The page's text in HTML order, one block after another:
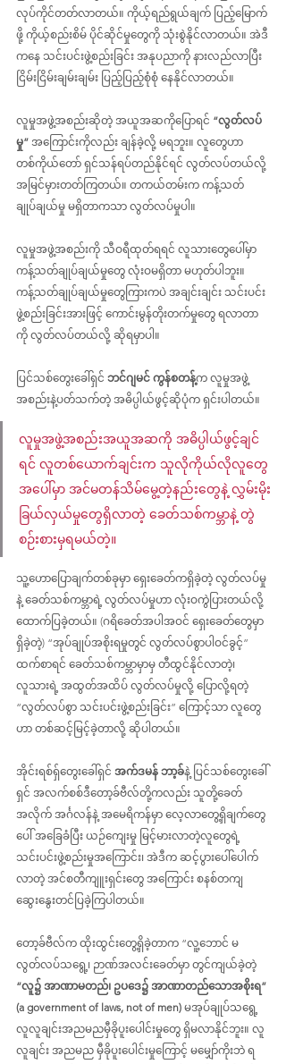
လုပ်ကိုင်တတ်လာတယ်။ ကိုယ့်ရည်ရွယ်ချက် ပြည့်မြောက်
ဖို့ ကိုယ့်စည်းစိမ် ပိုင်ဆိုင်မှုတွေကို သုံးစွဲနိုင်လာတယ်။ အဲဒီ
ကနေ သင်းပင်းဖွဲ့စည်းခြင်း အနုပညာကို နားလည်လာပြီး
ငြိမ်းငြိမ်းချမ်းချမ်း ပြည့်ပြည့်စုံစုံ နေနိုင်လာတယ်။
လူမှုအဖွဲ့အစည်းဆိုတဲ့ အယူအဆကိုပြောရင် “လွတ်လပ်
မှု” အကြောင်းကိုလည်း ချန်ခဲ့လို့ မရဘူး။ လူတွေဟာ
တစ်ကိုယ်တော် ရှင်သန်ရပ်တည်နိုင်ရင် လွတ်လပ်တယ်လို့
အမြင်မှားတတ်ကြတယ်။ တကယ်တမ်းက ကန့်သတ်
ချုပ်ချယ်မှု မရှိတာကသာ လွတ်လပ်မှုပါ။
လူမှုအဖွဲ့အစည်းကို သီဝရီထုတ်ရရင် လူသားတွေပေါ်မှာ
ကန့်သတ်ချုပ်ချယ်မှုတွေ လုံးဝမရှိတာ မဟုတ်ပါဘူး။
ကန့်သတ်ချုပ်ချယ်မှုတွေကြားကပဲ အချင်းချင်း သင်းပင်း
ဖွဲ့စည်းခြင်းအားဖြင့် ကောင်းမွန်တိုးတက်မှုတွေ ရလာတာ
ကို လွတ်လပ်တယ်လို့ ဆိုရမှာပါ။
ပြင်သစ်တွေးခေါ်ရှင် ဘင်ဂျမင် ကွန်စတန့်က လူမှုအဖွဲ့
အစည်းနဲ့ပတ်သက်တဲ့ အဓိပ္ပါယ်ဖွင့်ဆိုပုံက ရှင်းပါတယ်။
လူမှုအဖွဲ့အစည်းအယူအဆကို အဓိပ္ပါယ်ဖွင့်ချင်
ရင် လူတစ်ယောက်ချင်းက သူလိုကိုယ်လိုလူတွေ
အပေါ်မှာ အင်မတန်သိမ်မွေ့တဲ့နည်းတွေနဲ့ လွှမ်းမိုး
ခြယ်လှယ်မှုတွေရှိလာတဲ့ ခေတ်သစ်ကမ္ဘာနဲ့ တွဲ
စဉ်းစားမှရမယ်တဲ့။
သူ့ဟောပြောချက်တစ်ခုမှာ ရှေးခေတ်ကရှိခဲ့တဲ့ လွတ်လပ်မှု
နဲ့ ခေတ်သစ်ကမ္ဘာရဲ့ လွတ်လပ်မှုဟာ လုံးဝကွဲပြားတယ်လို့
ထောက်ပြခဲ့တယ်။ (ဂရိခေတ်အပါအဝင် ရှေးခေတ်တွေမှာ
ရှိခဲ့တဲ့) “အုပ်ချုပ်အစိုးရမှုတွင် လွတ်လပ်စွာပါဝင်ခွင့်”
ထက်စာရင် ခေတ်သစ်ကမ္ဘာမှာမှ တီထွင်နိုင်လာတဲ့၊
လူသားရဲ့ အထွတ်အထိပ် လွတ်လပ်မှုလို့ ပြောလို့ရတဲ့
“လွတ်လပ်စွာ သင်းပင်းဖွဲ့စည်းခြင်း” ကြောင့်သာ လူတွေ
ဟာ တစ်ဆင့်မြင့်ခဲ့တာလို့ ဆိုပါတယ်။
အိုင်းရစ်ရှ်တွေးခေါ်ရှင် အက်ဒမန် ဘာ့ခ်နဲ့ ပြင်သစ်တွေးခေါ်
ရှင် အလက်စစ်ဒီတော့ခ်ဗီလ်တို့ကလည်း သူတို့ခေတ်
အလိုက် အင်္ဂလန်နဲ့ အမေရိကန်မှာ လေ့လာတွေ့ရှိချက်တွေ
ပေါ် အခြေခံပြီး ယဉ်ကျေးမှု မြင့်မားလာတဲ့လူတွေရဲ့
သင်းပင်းဖွဲ့စည်းမှုအကြောင်း၊ အဲဒီက ဆင့်ပွားပေါ်ပေါက်
လာတဲ့ အင်စတီကျူးရှင်းတွေ အကြောင်း စနစ်တကျ
ဆွေးနွေးတင်ပြခဲ့ကြပါတယ်။
တော့ခ်ဗီလ်က ထိုးထွင်းတွေ့ရှိခဲ့တာက “လူ့ဘောင် မ
လွတ်လပ်သရွေ့၊ ဉာဏ်အလင်းခေတ်မှာ တွင်ကျယ်ခဲ့တဲ့
“လူ၌ အာဏာမတည်၊ ဥပဒေ၌ အာဏာတည်သောအစိုးရ”
(a government of laws, not of men) မအုပ်ချုပ်သရွေ့
လူလူချင်းအညမညမှီခိုပူးပေါင်းမှုတွေ ရှိမလာနိုင်ဘူး။ လူ
လူချင်း အညမည မှီခိုပူးပေါင်းမှုကြောင့် မမျှော်ကိုးဘဲ ရ